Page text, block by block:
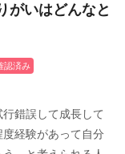
がいはどんなと
認済み
錯誤して成長して
経験があって自分